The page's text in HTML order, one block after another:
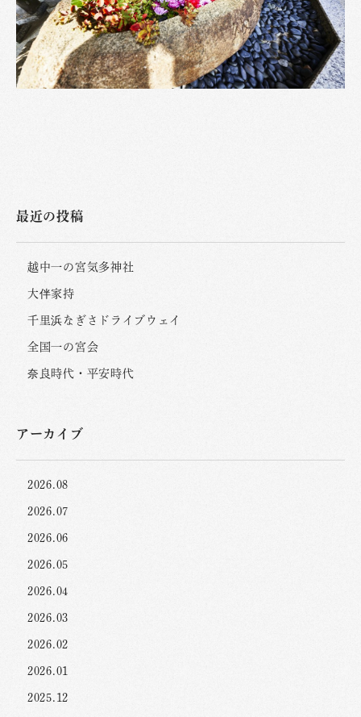
最近の投稿
越中一の宮気多神社
大伴家持
千里浜なぎさドライブウェイ
全国一の宮会
奈良時代・平安時代
アーカイブ
2026.08
2026.07
2026.06
2026.05
2026.04
2026.03
2026.02
2026.01
2025.12